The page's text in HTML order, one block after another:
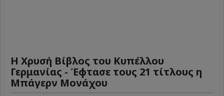
Η Χρυσή Βίβλος του Κυπέλλου
Γερμανίας - Έφτασε τους 21 τίτλους η
Μπάγερν Μονάχου